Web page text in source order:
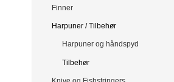
Finner
Harpuner / Tilbehør
Harpuner og håndspyd
Tilbehør